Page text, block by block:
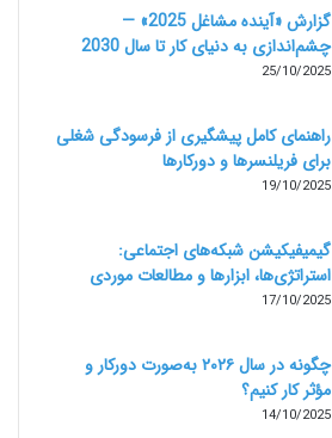
گزارش «آینده مشاغل 2025» —
چشم‌اندازی به دنیای کار تا سال 2030
25/10/2025
راهنمای کامل پیشگیری از فرسودگی شغلی
برای فریلنسرها و دورکارها
19/10/2025
گیمیفیکیشن شبکه‌های اجتماعی:
استراتژی‌ها، ابزارها و مطالعات موردی
17/10/2025
چگونه در سال ۲۰۲۶ به‌صورت دورکار و
مؤثر کار کنیم؟
14/10/2025